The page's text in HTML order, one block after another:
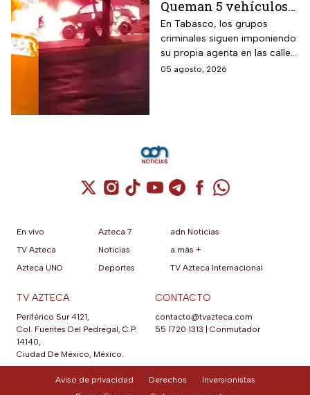
Queman 5 vehículos
en Villahermosa y
Nacajuca, la
inseguridad está fuera
de control
En Tabasco, los grupos
criminales siguen imponiendo
su propia agenta en las calles:
quema de vehículos muestra
05 agosto, 2026
Cuenta de X / Twitter (se abre en una
Cuenta de Instagram (se abre en una
Cuenta de TikTok (se abre en
Cuenta de YouTube (se abre
Cuenta de Telegram (se
Cuenta de
Cuenta de
En vivo
TV Azteca
Azteca UNO
Azteca 7
Noticias
Deportes
adn Noticias
a más +
TV Azteca Internacional
TV AZTECA
Periférico Sur 4121,
Col. Fuentes Del Pedregal, C.P.
14140,
Ciudad De México, México.
CONTACTO
contacto@tvazteca.com
55 1720 1313
Conmutador
Aviso de privacidad Derechos
Inversionistas